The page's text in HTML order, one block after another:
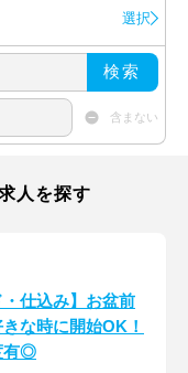
選択
検索
含まない
人を探す
・仕込み】お盆前
な時に開始OK！
有◎